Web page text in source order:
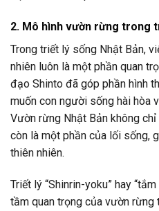
2. Mô hình vườn rừng trong
Trong triết lý sống Nhật Bản,
nhiên luôn là một phần quan
đạo Shinto đã góp phần hình
muốn con người sống hài hòa
Vườn rừng Nhật Bản không
còn là một phần của lối sống,
thiên nhiên.
Triết lý “Shinrin-yoku” hay
tầm quan trọng của vườn rừng